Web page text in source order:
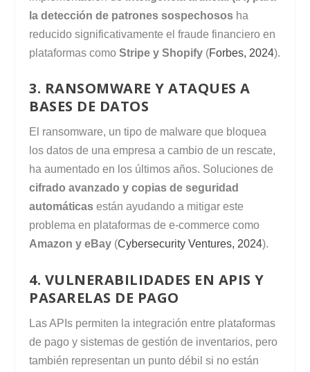
la detección de patrones sospechosos ha
reducido significativamente el fraude financiero en
plataformas comoStripe y Shopify (Forbes, 2024).
3. RANSOMWARE Y ATAQUES A
BASES DE DATOS
El ransomware, un tipo de malware que bloquea
los datos de una empresa a cambio de un rescate,
ha aumentado en los últimos años. Soluciones de
cifrado avanzado y copias de seguridad
automáticas están ayudando a mitigar este
problema en plataformas de e-commerce como
Amazon y eBay (Cybersecurity Ventures, 2024).
4. VULNERABILIDADES EN APIS Y
PASARELAS DE PAGO
Las APIs permiten la integración entre plataformas
de pago y sistemas de gestión de inventarios, pero
también representan un punto débil si no están